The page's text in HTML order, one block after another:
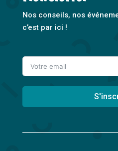
Nos conseils, nos
c’est par ici !
l